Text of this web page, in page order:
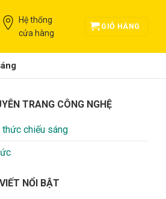
Hệ thống
cửa hàng
GIỎ HÀNG
TRANG CÔNG NGHỆ
thức chiếu sáng
NỔI BẬT